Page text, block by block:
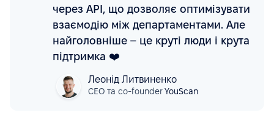
через API, що дозволяє оптимізувати
взаємодію між департаментами. Але
найголовніше – це круті люди і крута
підтримка ❤️
Леонід Литвиненко
CEO та co-founderYouScan